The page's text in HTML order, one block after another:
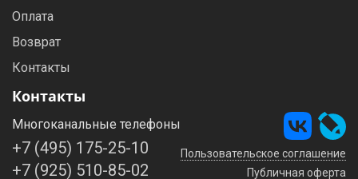
Оплата
Возврат
Контакты
Контакты
Многоканальные телефоны
+7 (495) 175-25-10
+7 (925) 510-85-02
Пользовательское соглашение
Публичная оферта